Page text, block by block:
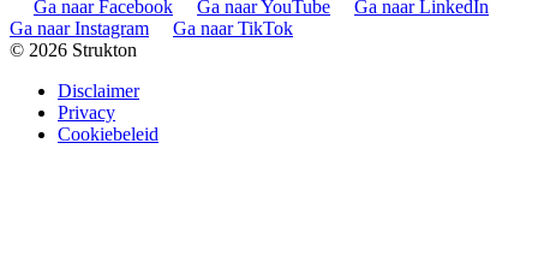
Ga naar Facebook
Ga naar YouTube
Ga naar LinkedIn
Ga naar Instagram
Ga naar TikTok
© 2026 Strukton
Disclaimer
Privacy
Cookiebeleid